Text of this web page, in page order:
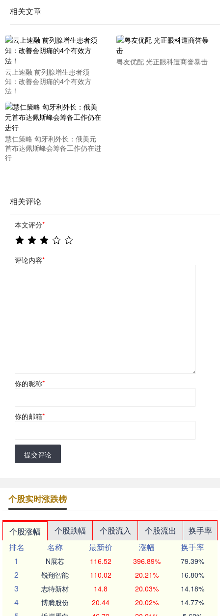
相关文章
云上速融 前列腺增生患者须
知：改善会阴痛的4个有效方
法！
粤友优配 光正眼科遭商誉暴击
慧仁策略 匈牙利外长：俄美元
首布达佩斯峰会筹备工作仍在进
行
相关评论
本文评分*
评论内容*
你的昵称*
你的邮箱*
提交评论
个股实时涨跌榜
个股涨幅 个股跌幅 个股流入 个股流出
换手率
排名
名称 最新价 涨幅
换手率
1
N展芯 116.52 396.89% 79.39%
2 锐翔智能 110.02 20.21% 16.80%
3 志特新材 14.8 20.03% 14.18%
4 博腾股份 20.44 20.02% 14.77%